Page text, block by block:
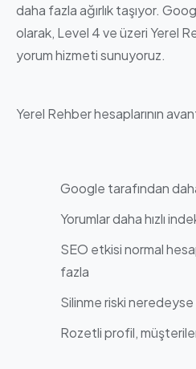
daha fazla ağırlık taşıyor.
olarak, Level 4 ve üzeri Yerel
yorum hizmeti sunuyoruz.
Yerel Rehber hesaplarının
Google tarafından
Yorumlar daha hızlı
SEO etkisi normal
fazla
Silinme riski neredeyse
Rozetli profil,